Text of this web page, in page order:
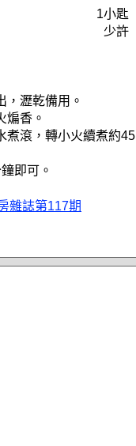
1小匙
少許
，瀝乾備用。
煸香。
煮滾，轉小火續煮約45
即可。
雜誌第117期